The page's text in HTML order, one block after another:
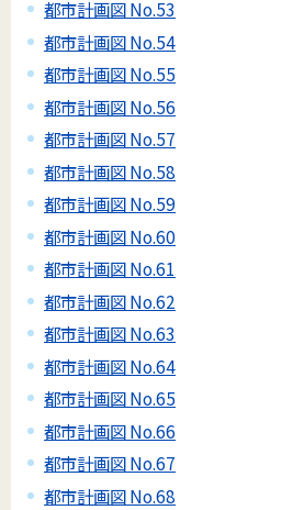
都市計画図 No.53
都市計画図 No.54
都市計画図 No.55
都市計画図 No.56
都市計画図 No.57
都市計画図 No.58
都市計画図 No.59
都市計画図 No.60
都市計画図 No.61
都市計画図 No.62
都市計画図 No.63
都市計画図 No.64
都市計画図 No.65
都市計画図 No.66
都市計画図 No.67
都市計画図 No.68